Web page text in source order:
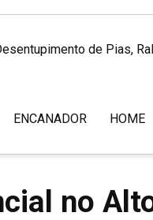
de Pias,
ENCANADOR HOME
no